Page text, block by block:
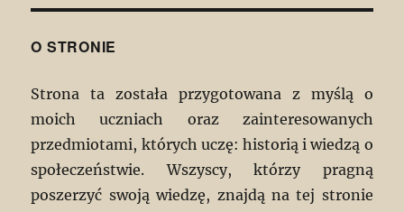
O STRONIE
Strona ta została przygotowana z myślą o
moich uczniach oraz zainteresowanych
przedmiotami, których uczę: historią i wiedzą o
społeczeństwie. Wszyscy, którzy pragną
poszerzyć swoją wiedzę, znajdą na tej stronie